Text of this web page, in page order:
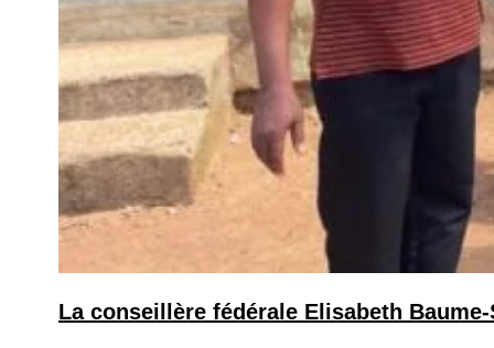
La conseillère fédérale Elisabeth